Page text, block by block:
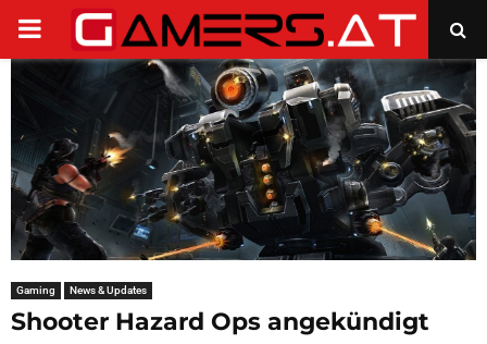
PRIMARY
Gaming News & Updates
Shooter Hazard Ops angekündigt